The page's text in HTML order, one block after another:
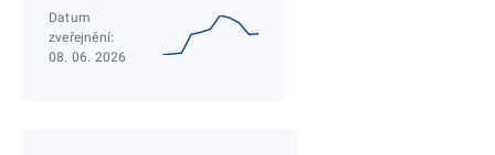
Datum
zveřejnění:
08. 06. 2026